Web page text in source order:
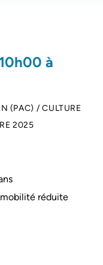
à
(PAC) / CULTURE
2025
nouvel onglet)
nouvel onglet)
réduite